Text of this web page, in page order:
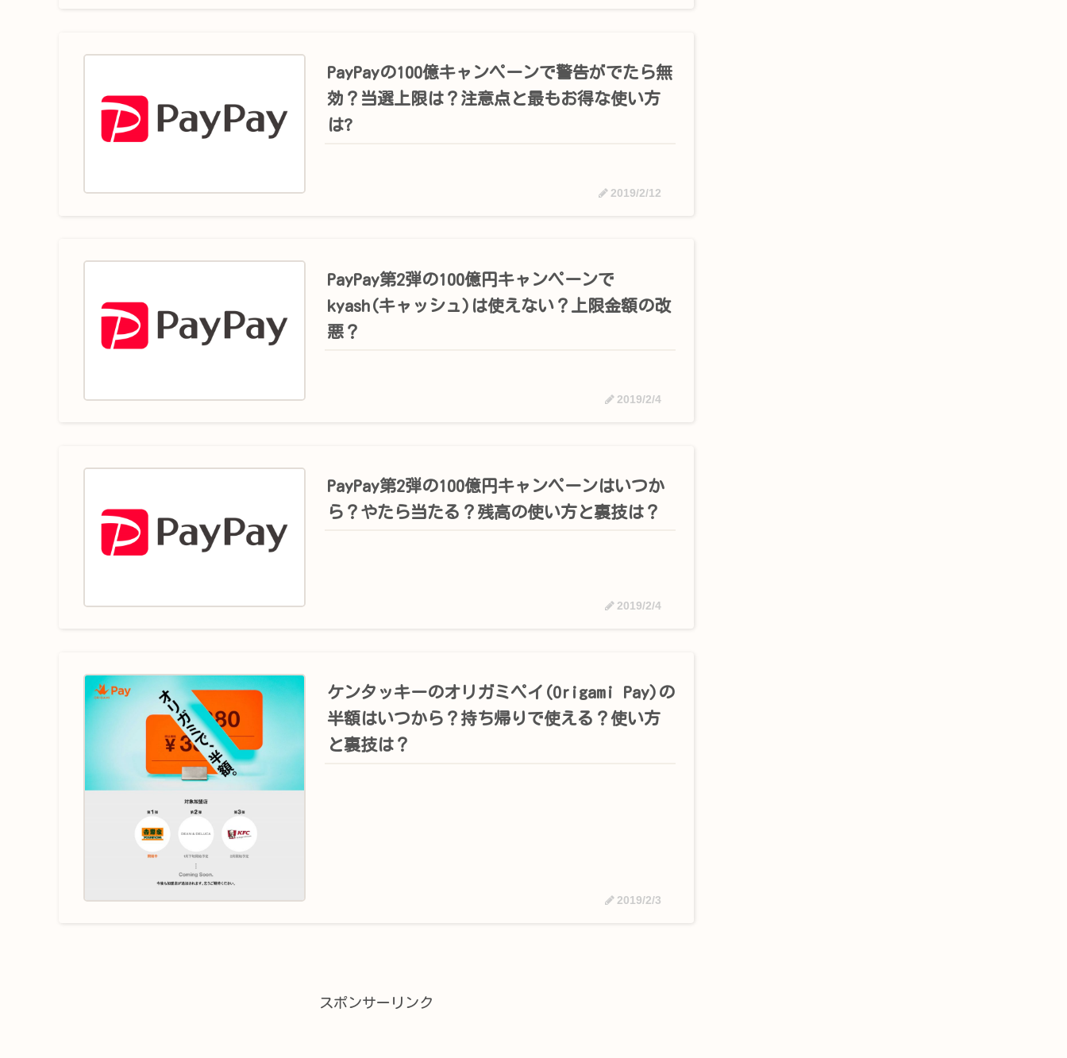
PayPayの100億キャンペーンで警告がでたら無
効？当選上限は？注意点と最もお得な使い方
は?
2019/2/12
PayPay第2弾の100億円キャンペーンで
kyash(キャッシュ)は使えない？上限金額の改
悪？
2019/2/4
PayPay第2弾の100億円キャンペーンはいつか
ら？やたら当たる？残高の使い方と裏技は？
2019/2/4
ケンタッキーのオリガミペイ(Origami Pay)の
半額はいつから？持ち帰りで使える？使い方
と裏技は？
2019/2/3
スポンサーリンク